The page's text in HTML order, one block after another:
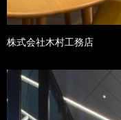
株式会社木村工務店